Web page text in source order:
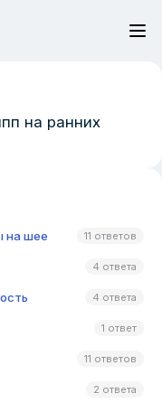
на ранних
на шее 11 ответов
4 ответа
4 ответа
1 ответ
11 ответов
2 ответа